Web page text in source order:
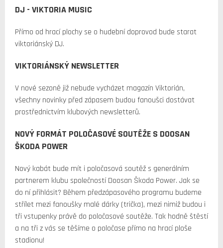
DJ - VIKTORIA MUSIC
Přímo od hrací plochy se o hudební doprovod bude starat
viktoriánský DJ.
VIKTORIÁNSKÝ NEWSLETTER
V nové sezoně již nebude vycházet magazín Viktorián,
všechny novinky před zápasem budou fanoušci dostávat
prostřednictvím klubových newsletterů.
NOVÝ FORMÁT POLOČASOVÉ SOUTĚŽE S DOOSAN
ŠKODA POWER
Nový kabát bude mít i poločasová soutěž s generálním
partnerem klubu společností Doosan Škoda Power. Jak se
do ní přihlásit? Během předzápasového programu budeme
střílet mezi fanoušky malé dárky (trička), mezi nimiž budou i
tři vstupenky právě do poločasové soutěže. Tak hodně štěstí
a na tři z vás se těšíme o poločase přímo na hrací ploše
stadionu!